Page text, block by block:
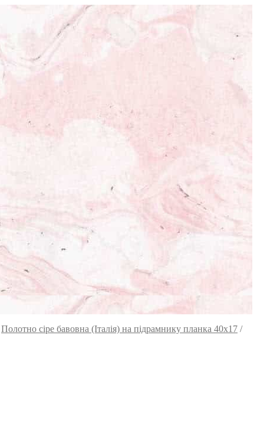
Полотно сіре бавовна (Італія) на підрамнику планка 40х17 /